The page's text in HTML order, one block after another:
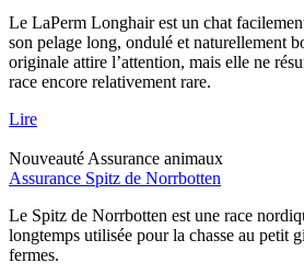
Le LaPerm Longhair est un chat
son pelage long, ondulé et naturellement
originale attire l’attention, mais elle ne
race encore relativement rare.
Lire
Nouveauté Assurance animaux
Assurance Spitz de Norrbotten
Le Spitz de Norrbotten est une race
longtemps utilisée pour la chasse au petit
fermes.